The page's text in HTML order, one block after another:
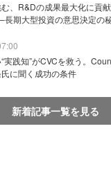
、R&Dの成果最大化に貢
長期大型投資の意思決定の
実践知”がCVCを救う。
に聞く成功の条件
新着記事一覧を見る